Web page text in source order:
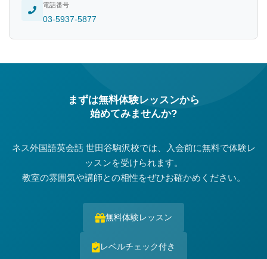
電話番号
03-5937-5877
まずは無料体験レッスンから
始めてみませんか?
ネス外国語英会話 世田谷駒沢校では、入会前に無料で体験レ
ッスンを受けられます。
教室の雰囲気や講師との相性をぜひお確かめください。
無料体験レッスン
レベルチェック付き